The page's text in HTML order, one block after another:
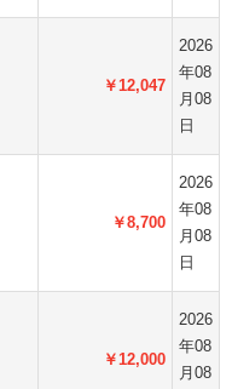
￥12,047
2026
年08
月08
日
￥8,700
2026
年08
月08
日
￥12,000
2026
年08
月08